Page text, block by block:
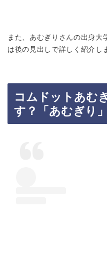
また、あむぎりさんの出身大
は後の見出しで詳しく紹介し
コムドットあむ
す？「あむぎり